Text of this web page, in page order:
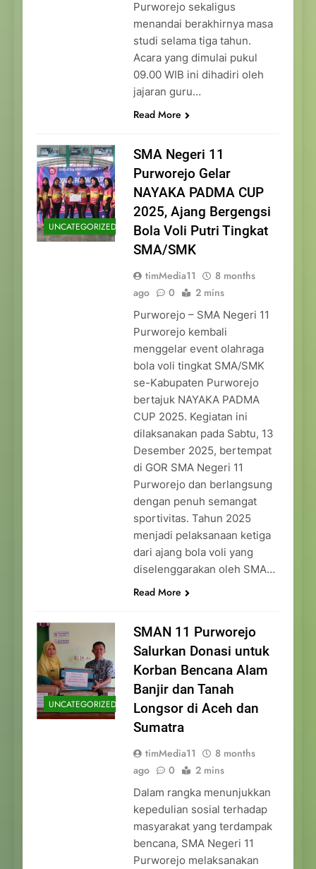
Purworejo sekaligus
menandai berakhirnya masa
studi selama tiga tahun.
Acara yang dimulai pukul
09.00 WIB ini dihadiri oleh
jajaran guru…
Read More
UNCATEGORIZED
SMA Negeri 11
Purworejo Gelar
NAYAKA PADMA CUP
2025, Ajang Bergengsi
Bola Voli Putri Tingkat
SMA/SMK
timMedia11
8 months
ago
0 2 mins
Purworejo – SMA Negeri 11
Purworejo kembali
menggelar event olahraga
bola voli tingkat SMA/SMK
se-Kabupaten Purworejo
bertajuk NAYAKA PADMA
CUP 2025. Kegiatan ini
dilaksanakan pada Sabtu, 13
Desember 2025, bertempat
di GOR SMA Negeri 11
Purworejo dan berlangsung
dengan penuh semangat
sportivitas. Tahun 2025
menjadi pelaksanaan ketiga
dari ajang bola voli yang
diselenggarakan oleh SMA…
Read More
UNCATEGORIZED
SMAN 11 Purworejo
Salurkan Donasi untuk
Korban Bencana Alam
Banjir dan Tanah
Longsor di Aceh dan
Sumatra
timMedia11
8 months
ago
0 2 mins
Dalam rangka menunjukkan
kepedulian sosial terhadap
masyarakat yang terdampak
bencana, SMA Negeri 11
Purworejo melaksanakan